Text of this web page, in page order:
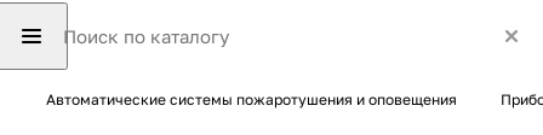
Автоматические системы пожаротушения и оповещения